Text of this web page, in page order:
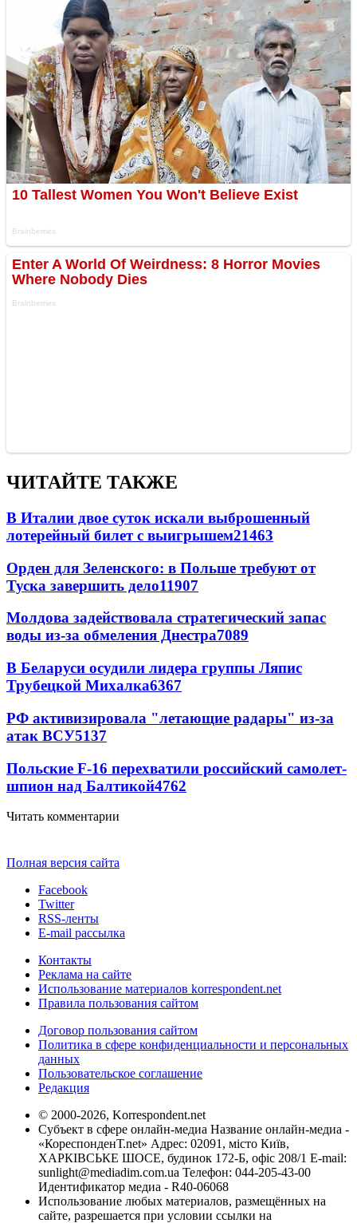
ЧИТАЙТЕ ТАКЖЕ
В Италии двое суток искали выброшенный
лотерейный билет с выигрышем21463
Орден для Зеленского: в Польше требуют от
Туска завершить дело11907
Молдова задействовала стратегический запас
воды из-за обмеления Днестра7089
В Беларуси осудили лидера группы Ляпис
Трубецкой Михалка6367
РФ активизировала "летающие радары" из-за
атак ВСУ5137
Польские F-16 перехватили российский самолет-
шпион над Балтикой4762
Читать комментарии
Полная версия сайта
Facebook
Twitter
RSS-ленты
E-mail рассылка
Контакты
Реклама на сайте
Использование материалов korrespondent.net
Правила пользования сайтом
Договор пользования сайтом
Политика в сфере конфиденциальности и персональных
данных
Пользовательское соглашение
Редакция
© 2000-2026, Korrespondent.net
Субъект в сфере онлайн-медиа Название онлайн-медиа -
«КореспонденТ.net» Адрес: 02091, місто Київ,
ХАРКІВСЬКЕ ШОСЕ, будинок 172-Б, офіс 208/1 E-mail:
sunlight@mediadim.com.ua Телефон: 044-205-43-00
Идентификатор медиа - R40-06068
Использование любых материалов, размещённых на
сайте, разрешается при условии ссылки на